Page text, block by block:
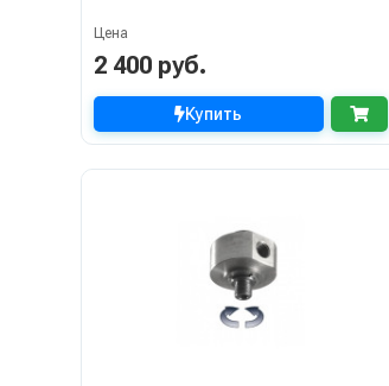
Цена
2 400 руб.
Купить